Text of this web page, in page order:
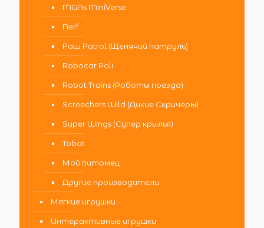
MGAs MiniVerse
Nerf
Paw Patrol (Щенячий патруль)
Robocar Poli
Robot Trains (Роботы поезда)
Screechers Wild (Дикие Скричеры)
Super Wings (Супер крылья)
Tobot
Мой питомец
Другие производители
Мягкие игрушки
Интерактивные игрушки